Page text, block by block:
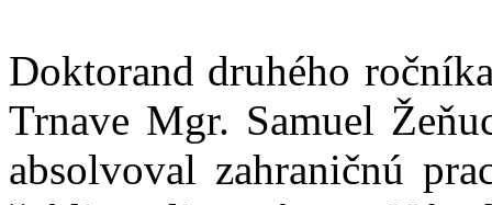
Doktorand druhého
Trnave Mgr. Samuel
absolvoval zahraničnú